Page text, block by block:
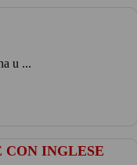
u ...
CON INGLESE